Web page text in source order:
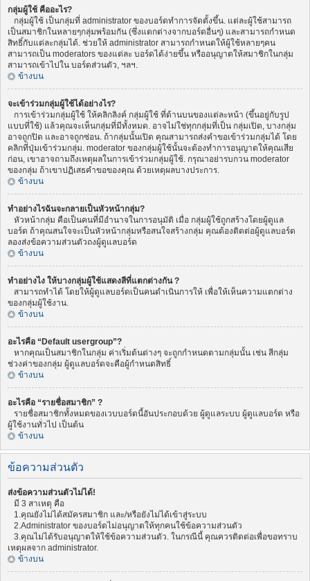
กลุ่มผู้ใช้ คืออะไร?
กลุ่มผู้ใช้ เป็นกลุ่มที่ administrator ของบอร์ดทำการจัดตั้งขึ้น. แต่ละผู้ใช้สามารถ
เป็นสมาชิกในหลายๆกลุ่มพร้อมกัน (ซึ่งแตกต่างจากบอร์ดอื่นๆ) และสามารถกำหนด
สิทธิ์กับแต่ละกลุ่มได้. ช่วยให้ administrator สามารถกำหนดให้ผู้ใช้หลายๆคน
สามารถเป็น moderators ของแต่ละ บอร์ดได้ง่ายขึ้น หรืออนุญาตให้สมาชิกในกลุ่ม
สามารถเข้าไปใน บอร์ดส่วนตัว, ฯลฯ.
ข้างบน
จะเข้าร่วมกลุ่มผู้ใช้ได้อย่างไร?
การเข้าร่วมกลุ่มผู้ใช้ ให้คลิกลิงค์ กลุ่มผู้ใช้ ที่ด้านบนของแต่ละหน้า (ขึ้นอยู่กับรูป
แบบที่ใช้) แล้วคุณจะเห็นกลุ่มที่มีทั้งหมด. อาจไม่ใช่ทุกกลุ่มที่เป็น กลุ่มเปิด, บางกลุ่ม
อาจถูกปิด และอาจถูกซ่อน. ถ้ากลุ่มนั้นเปิด คุณสามารถส่งคำขอเข้าร่วมกลุ่มได้ โดย
คลิกที่ปุ่มเข้าร่วมกลุ่ม. moderator ของกลุ่มผู้ใช้นั้นจะต้องทำการอนุญาตให้คุณเสีย
ก่อน, เขาอาจถามถึงเหตุผลในการเข้าร่วมกลุ่มผู้ใช้. กรุณาอย่ารบกวน moderator
ของกลุ่ม ถ้าเขาปฏิเสธคำขอของคุณ ด้วยเหตุผลบางประการ.
ข้างบน
ทำอย่างไรฉันจะกลายเป็นหัวหน้ากลุ่ม?
หัวหน้ากลุ่ม คือเป็นคนที่มีอำนาจในการอนุมัติ เมื่อ กลุ่มผู้ใช้ถูกสร้างโดยผู้ดูแล
บอร์ด ถ้าคุณสนใจจะเป็นหัวหน้ากลุ่มหรือสนใจสร้างกลุ่ม คุณต้องติดต่อผู้ดูแลบอร์ด
ลองส่งข้อความส่วนตัวถงผู้ดูแลบอร์ด
ข้างบน
ทำอย่างไง ให้บางกลุ่มผู้ใช้แสดงสีที่แตกต่างกัน ?
สามารถทำได้ โดยให้ผู้ดูแลบอร์ดเป็นคนดำเนินการให้ เพื่อให้เห็นความแตกต่าง
ของกลุ่มผู้ใช้งาน.
ข้างบน
อะไรคือ “Default usergroup”?
หากคุณเป็นสมาชิกในกลุ่ม ค่าเริ่มต้นต่างๆ จะถูกกำหนดตามกลุ่มนั้น เช่น สีกลุ่ม
ช่วงค่าของกลุ่ม ผู้ดูแลบอร์ดจะคือผู้กำหนดสิทธิ์
ข้างบน
อะไรคือ “รายชื่อสมาชิก” ?
รายชื่อสมาชิกทั้งหมดของเวบบอร์ดนี้อันประกอบด้วย ผู้ดูแลระบบ ผู้ดูแลบอร์ด หรือ
ผู้ใช้งานทั่วไป เป็นต้น
ข้างบน
ข้อความส่วนตัว
ส่งข้อความส่วนตัวไม่ได้!
มี 3 สาเหตุ คือ
1.คุณยังไม่ได้สมัครสมาชิก และ/หรือยังไม่ได้เข้าสู่ระบบ
2.Administrator ของบอร์ดไม่อนุญาตให้ทุกคนใช้ข้อความส่วนตัว
3.คุณไม่ได้รับอนุญาตให้ใช้ข้อความส่วนตัว. ในกรณีนี้ คุณควรติดต่อเพื่อขอทราบ
เหตุผลจาก administrator.
ข้างบน